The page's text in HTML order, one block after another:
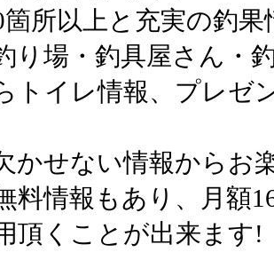
箇所以上と充実の釣果
り場・釣具屋さん・
トイレ情報、プレゼ
かせない情報からお
料情報もあり、月額
頂くことが出来ます!